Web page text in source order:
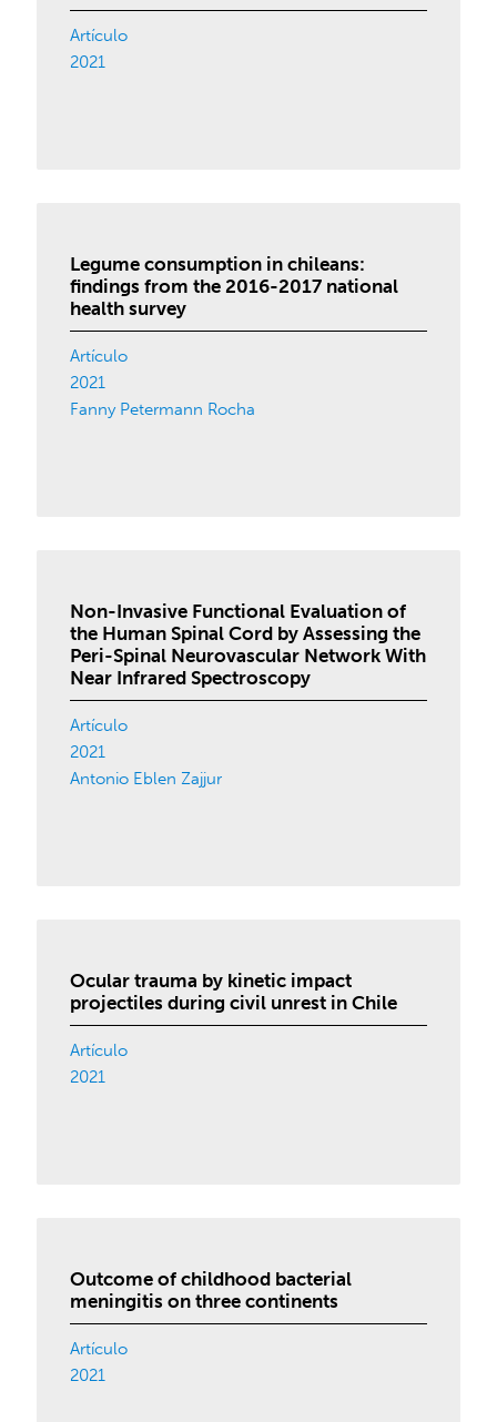
Artículo
2021
Legume consumption in chileans:
findings from the 2016-2017 national
health survey
Artículo
2021
Fanny Petermann Rocha
Non-Invasive Functional Evaluation of
the Human Spinal Cord by Assessing the
Peri-Spinal Neurovascular Network With
Near Infrared Spectroscopy
Artículo
2021
Antonio Eblen Zajjur
Ocular trauma by kinetic impact
projectiles during civil unrest in Chile
Artículo
2021
Outcome of childhood bacterial
meningitis on three continents
Artículo
2021